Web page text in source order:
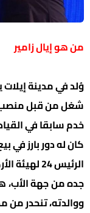
من هو إيال زامير
وُلد في مدينة إيلات يبلغ
شغل من قبل منصب
خدم سابقا في
كان له دور بارز في بيع
الرئيس 24 لهيئة الأركان الإسرائيلية.
جده من جهة الأب،
ووالدته، تنحدر من